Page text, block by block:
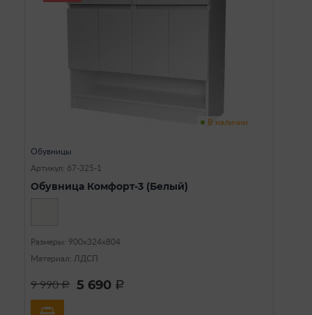
В наличии
Обувницы
Артикул: 67-325-1
Обувница Комфорт-3 (Белый)
Размеры: 900х324х804
Материал: ЛДСП
9 990a 5 690 a